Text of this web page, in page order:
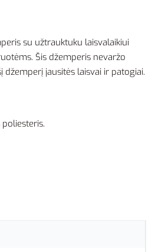
su užtrauktuku laisvalaikiui
Šis džemperis nevaržo
džemperį jausitės laisvai ir patogiai.